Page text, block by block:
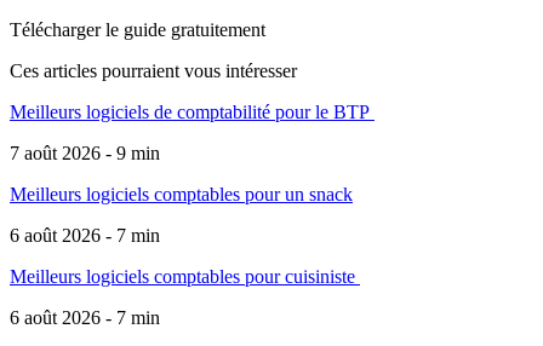
Télécharger le guide gratuitement
Ces articles pourraient vous intéresser
Meilleurs logiciels de comptabilité pour le BTP
7 août 2026 - 9 min
Meilleurs logiciels comptables pour un snack
6 août 2026 - 7 min
Meilleurs logiciels comptables pour cuisiniste
6 août 2026 - 7 min